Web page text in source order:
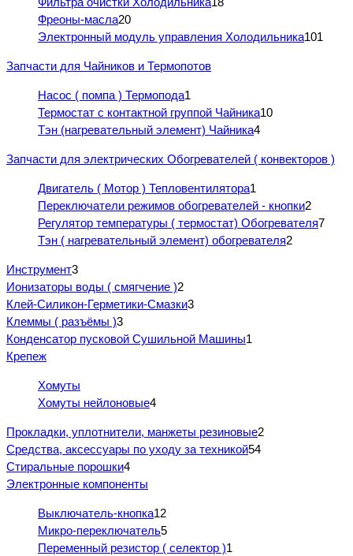
Фреоны-масла20
Электронный модуль управления Холодильника101
Запчасти для Чайников и Термопотов
Насос ( помпа ) Термопода1
Термостат с контактной группой Чайника10
Тэн (нагревательный элемент) Чайника4
Запчасти для электрических Обогревателей ( конвекторов )
Двигатель ( Мотор ) Тепловентилятора1
Переключатели режимов обогревателей - кнопки2
Регулятор температуры ( термостат) Обогревателя7
Тэн ( нагревательный элемент) обогревателя2
Инструмент3
Ионизаторы воды ( смягчение )2
Клей-Силикон-Герметики-Смазки3
Клеммы ( разъёмы )3
Конденсатор пусковой Сушильной Машины1
Крепеж
Хомуты
Хомуты нейлоновые4
Прокладки, уплотнители, манжеты резиновые2
Средства, аксессуары по уходу за техникой54
Стиральные порошки4
Электронные компоненты
Выключатель-кнопка12
Микро-переключатель5
Переменный резистор ( селектор )1